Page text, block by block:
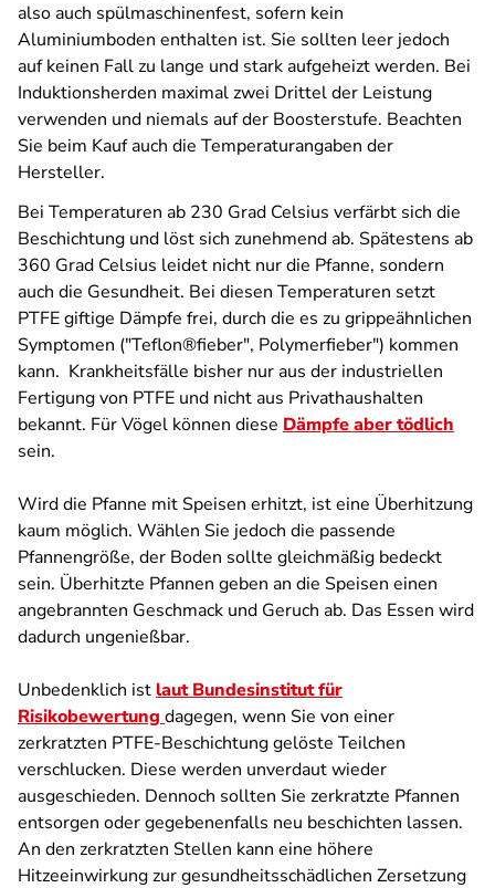
also auch spülmaschinenfest, sofern kein
Aluminiumboden enthalten ist. Sie sollten leer jedoch
auf keinen Fall zu lange und stark aufgeheizt werden. Bei
Induktionsherden maximal zwei Drittel der Leistung
verwenden und niemals auf der Boosterstufe. Beachten
Sie beim Kauf auch die Temperaturangaben der
Hersteller.
Bei Temperaturen ab 230 Grad Celsius verfärbt sich die
Beschichtung und löst sich zunehmend ab. Spätestens ab
360 Grad Celsius leidet nicht nur die Pfanne, sondern
auch die Gesundheit. Bei diesen Temperaturen setzt
PTFE giftige Dämpfe frei, durch die es zu grippeähnlichen
Symptomen ("Teflon®fieber", Polymerfieber") kommen
kann. Krankheitsfälle bisher nur aus der industriellen
Fertigung von PTFE und nicht aus Privathaushalten
bekannt. Für Vögel können diese Dämpfe aber tödlich
sein.
Wird die Pfanne mit Speisen erhitzt, ist eine Überhitzung
kaum möglich. Wählen Sie jedoch die passende
Pfannengröße, der Boden sollte gleichmäßig bedeckt
sein. Überhitzte Pfannen geben an die Speisen einen
angebrannten Geschmack und Geruch ab. Das Essen wird
dadurch ungenießbar.
Unbedenklich ist laut Bundesinstitut für
Risikobewertung dagegen, wenn Sie von einer
zerkratzten PTFE-Beschichtung gelöste Teilchen
verschlucken. Diese werden unverdaut wieder
ausgeschieden. Dennoch sollten Sie zerkratzte Pfannen
entsorgen oder gegebenenfalls neu beschichten lassen.
An den zerkratzten Stellen kann eine höhere
Hitzeeinwirkung zur gesundheitsschädlichen Zersetzung